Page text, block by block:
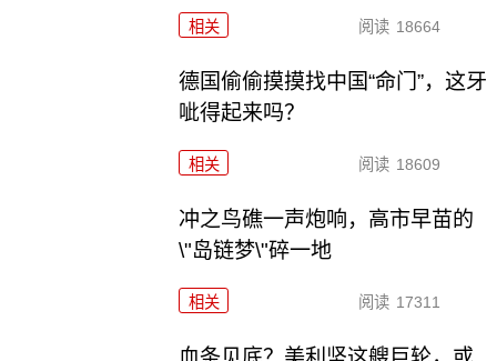
相关 阅读 18664
德国偷偷摸摸找中国“命门”，这牙
呲得起来吗？
相关 阅读 18609
冲之鸟礁一声炮响，高市早苗的
\"岛链梦\"碎一地
相关 阅读 17311